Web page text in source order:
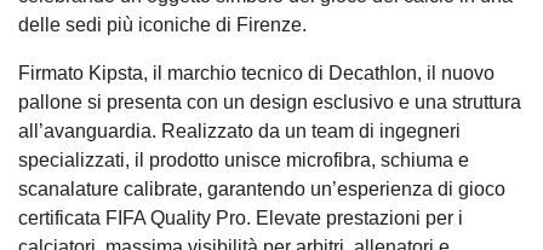
delle sedi più iconiche di Firenze.
Firmato Kipsta, il marchio tecnico di Decathlon, il nuovo
pallone si presenta con un design esclusivo e una struttura
all’avanguardia. Realizzato da un team di ingegneri
specializzati, il prodotto unisce microfibra, schiuma e
scanalature calibrate, garantendo un’esperienza di gioco
certificata FIFA Quality Pro. Elevate prestazioni per i